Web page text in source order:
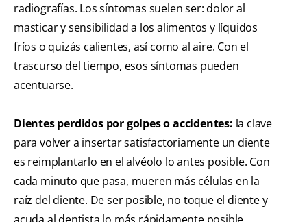
radiografías. Los síntomas suelen ser: dolor al
masticar y sensibilidad a los alimentos y líquidos
fríos o quizás calientes, así como al aire. Con el
trascurso del tiempo, esos síntomas pueden
acentuarse.
Dientes perdidos por golpes o accidentes: la clave
para volver a insertar satisfactoriamente un diente
es reimplantarlo en el alvéolo lo antes posible. Con
cada minuto que pasa, mueren más células en la
raíz del diente. De ser posible, no toque el diente y